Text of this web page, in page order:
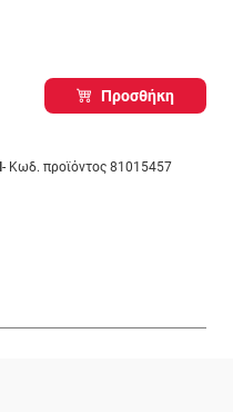
Προσθήκη
- Κωδ. προϊόντος 81015457